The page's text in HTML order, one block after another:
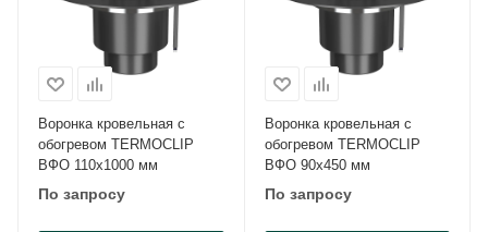
Воронка кровельная с
обогревом TERMOCLIP
ВФО 110х1000 мм
По запросу
Воронка кровельная с
обогревом TERMOCLIP
ВФО 90х450 мм
По запросу